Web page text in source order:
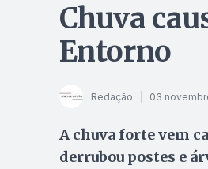
Chuva
Entorno
Redação 03
A chuva forte vem
derrubou postes e